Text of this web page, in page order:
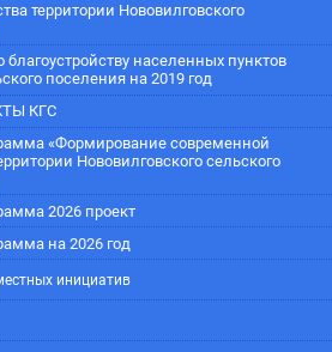
территории Нововилговского
населенных пунктов
поселения на 2019 год
КГС
«Формирование современной
Нововилговского сельского
2026 проект
на 2026 год
инициатив